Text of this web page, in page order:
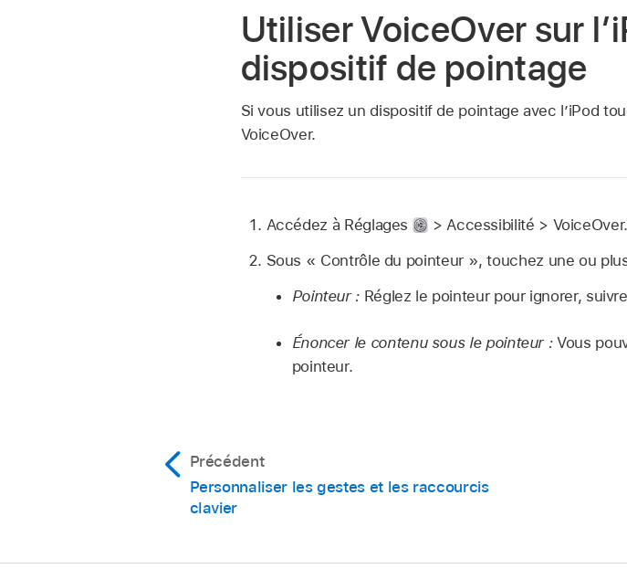
Utiliser VoiceOver sur
dispositif de pointage
Si vous utilisez un dispositif de pointage avec l’iPod
VoiceOver.
Accédez à Réglages
> Accessibilité > VoiceOver.
Sous « Contrôle du pointeur », touchez une ou
Pointeur : Réglez le pointeur pour ignorer,
Énoncer le contenu sous le pointeur :Vous
pointeur.
Précédent
Personnaliser les gestes et les raccourcis
clavier